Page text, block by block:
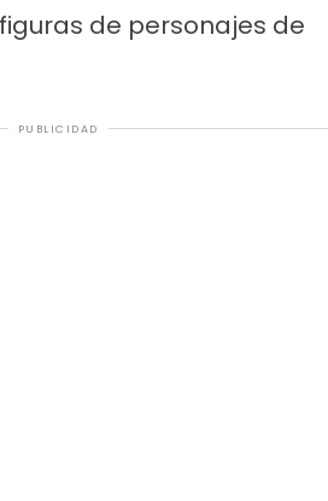
de personajes de
PUBLICIDAD